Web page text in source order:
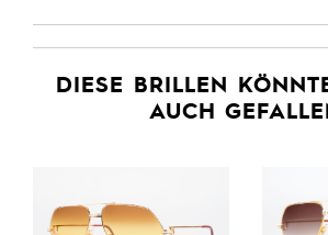
DIESE BRILLEN
AUCH